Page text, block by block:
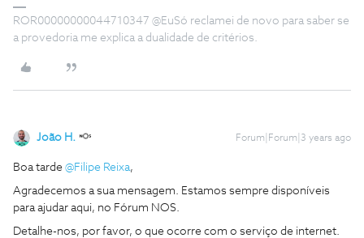
ROR00000000044710347 @EuSó reclamei de novo para saber se
a provedoria me explica a dualidade de critérios.
João H. Forum|Forum|3 years ago
Boa tarde @Filipe Reixa,
Agradecemos a sua mensagem. Estamos sempre disponíveis
para ajudar aqui, no Fórum NOS.
Detalhe-nos, por favor, o que ocorre com o serviço de internet.